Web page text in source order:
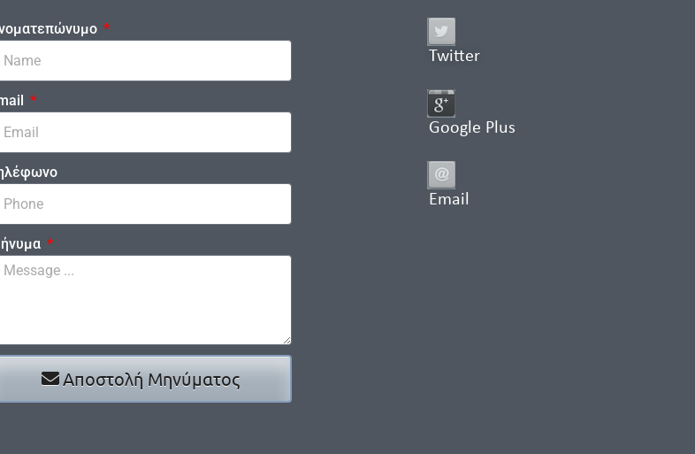
Αποστολή Μηνύματος
Twitter
Google Plus
Email